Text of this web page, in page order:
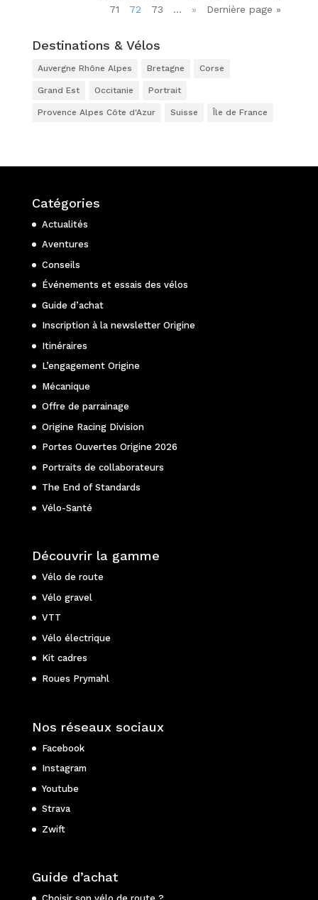
71
72 73 … » Dernière page »
Destinations & Vélos
Auvergne Rhône Alpes Bretagne Corse
Grand Est Occitanie Portrait
Provence Alpes Côte d'Azur Suisse Île de France
Catégories
Actualités
Aventures
Conseils
Événements et essais des vélos
Guide d’achat
Inscription à la newsletter Origine
Itinéraires
L’engagement Origine
Mécanique
Offre de parrainage
Origine Racing Division
Portes Ouvertes Origine 2026
Portraits de collaborateurs
The End of Standards
Vélo-Santé
Découvrir la gamme
Vélo de route
Vélo gravel
VTT
Vélo électrique
Kit cadres
Roues Prymahl
Nos réseaux sociaux
Facebook
Instagram
Youtube
Strava
Zwift
Guide d’achat